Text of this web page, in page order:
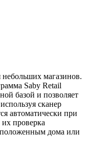
магазинов.
Saby Retail
базой и позволяет
сканер
автоматически при
проверка
дома или